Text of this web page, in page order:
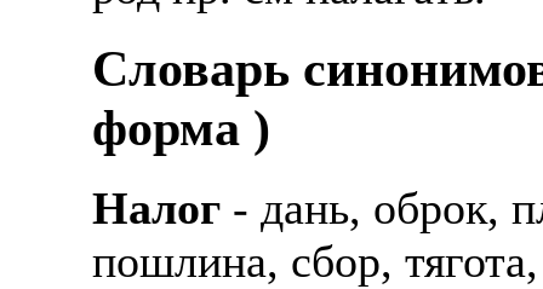
Cловарь
форма )
Налог - дань, оброк,
пошлина, сбор,